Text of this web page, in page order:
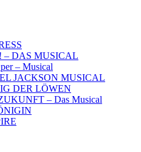
– DAS MUSICAL
– Musical
JACKSON MUSICAL
DER LÖWEN
– Das Musical